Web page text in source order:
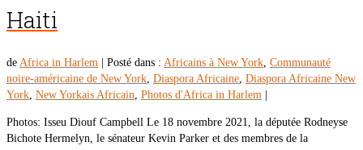
Haiti
de Africa in Harlem Posté dans : Africains à New York, Communauté
noire-américaine de New York, Diaspora Africaine, Diaspora Africaine New
York, New Yorkais Africain, Photos d'Africa in Harlem
Photos: Isseu Diouf Campbell Le 18 novembre 2021, la députée Rodneyse
Bichote Hermelyn, le sénateur Kevin Parker et des membres de la